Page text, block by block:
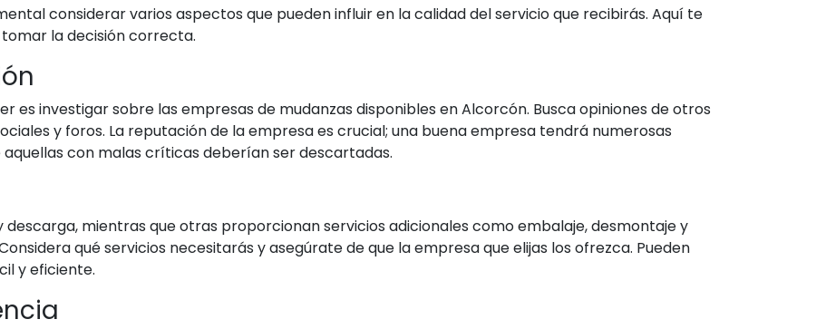
considerar varios aspectos que pueden influir en la calidad del servicio que recibirás. Aquí te
la decisión correcta.
es investigar sobre las empresas de mudanzas disponibles en Alcorcón. Busca opiniones de otros
y foros. La reputación de la empresa es crucial; una buena empresa tendrá numerosas
con malas críticas deberían ser descartadas.
mientras que otras proporcionan servicios adicionales como embalaje, desmontaje y
qué servicios necesitarás y asegúrate de que la empresa que elijas los ofrezca. Pueden
y eficiente.